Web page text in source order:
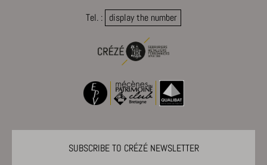
Tel. : display the number
SUBSCRIBE TO CRÉZÉ NEWSLETTER